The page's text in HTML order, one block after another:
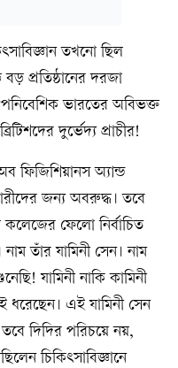
তখনো ছিল
প্রতিষ্ঠানের দরজা
ভারতের অবিভক্ত
দুর্ভেদ্য প্রাচীর!
ফিজিশিয়ানস অ্যান্ড
জন্য অবরুদ্ধ। তবে
কলেজের ফেলো নির্বাচিত
তাঁর যামিনী সেন। নাম
যামিনী নাকি কামিনী
ধরেছেন। এই যামিনী সেন
দিদির পরিচয়ে নয়,
চিকিৎসাবিজ্ঞানে